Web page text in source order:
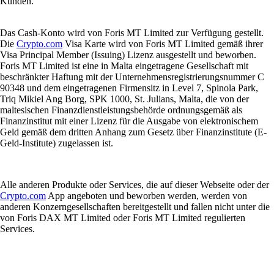
Das Cash-Konto wird von Foris MT Limited zur Verfügung gestellt.
Die Crypto.com Visa Karte wird von Foris MT Limited gemäß ihrer
Visa Principal Member (Issuing) Lizenz ausgestellt und beworben.
Foris MT Limited ist eine in Malta eingetragene Gesellschaft mit
beschränkter Haftung mit der Unternehmensregistrierungsnummer C
90348 und dem eingetragenen Firmensitz in Level 7, Spinola Park,
Triq Mikiel Ang Borg, SPK 1000, St. Julians, Malta, die von der
maltesischen Finanzdienstleistungsbehörde ordnungsgemäß als
Finanzinstitut mit einer Lizenz für die Ausgabe von elektronischem
Geld gemäß dem dritten Anhang zum Gesetz über Finanzinstitute (E-
Geld-Institute) zugelassen ist.
Alle anderen Produkte oder Services, die auf dieser Webseite oder der
Crypto.com App angeboten und beworben werden, werden von
anderen Konzerngesellschaften bereitgestellt und fallen nicht unter die
von Foris DAX MT Limited oder Foris MT Limited regulierten
Services.